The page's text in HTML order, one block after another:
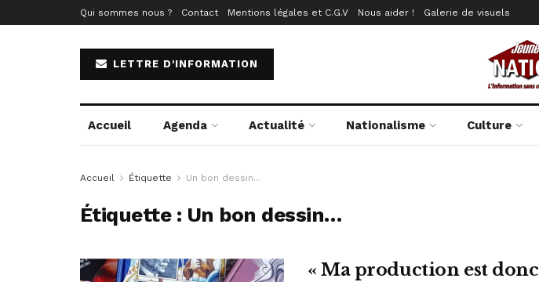
Qui sommes nous ? Contact Mentions légales et C.G.V Nous aider ! Galerie de visuels
LETTRE D'INFORMATION
Accueil Agenda Actualité Nationalisme Culture
Accueil Étiquette Un bon dessin...
Étiquette : Un bon dessin…
« Ma production est donc